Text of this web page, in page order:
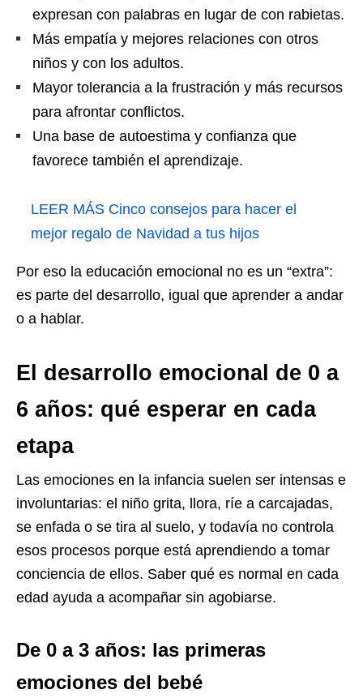
expresan con palabras en lugar de con rabietas.
Más empatía y mejores relaciones con otros
niños y con los adultos.
Mayor tolerancia a la frustración y más recursos
para afrontar conflictos.
Una base de autoestima y confianza que
favorece también el aprendizaje.
LEER MÁS Cinco consejos para hacer el
mejor regalo de Navidad a tus hijos
Por eso la educación emocional no es un “extra”:
es parte del desarrollo, igual que aprender a andar
o a hablar.
El desarrollo emocional de 0 a
6 años: qué esperar en cada
etapa
Las emociones en la infancia suelen ser intensas e
involuntarias: el niño grita, llora, ríe a carcajadas,
se enfada o se tira al suelo, y todavía no controla
esos procesos porque está aprendiendo a tomar
conciencia de ellos. Saber qué es normal en cada
edad ayuda a acompañar sin agobiarse.
De 0 a 3 años: las primeras
emociones del bebé